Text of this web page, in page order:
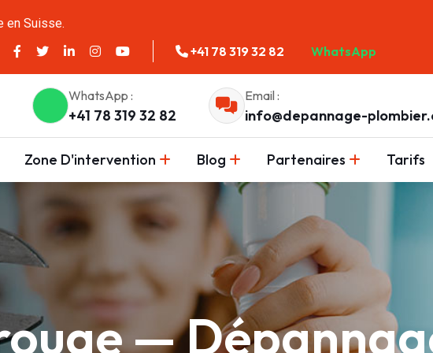
en Suisse.
+41 78 319 32 82 WhatsApp
WhatsApp :
+41 78 319 32 82
Email :
info@depannage-
Zone D'intervention Blog Partenaires Tarifs
—